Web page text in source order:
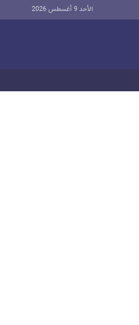
الأحد 9 أغسطس 2026